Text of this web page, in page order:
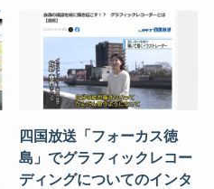
四国放送「フォーカス徳
島」でグラフィックレコー
ディングについてのインタ